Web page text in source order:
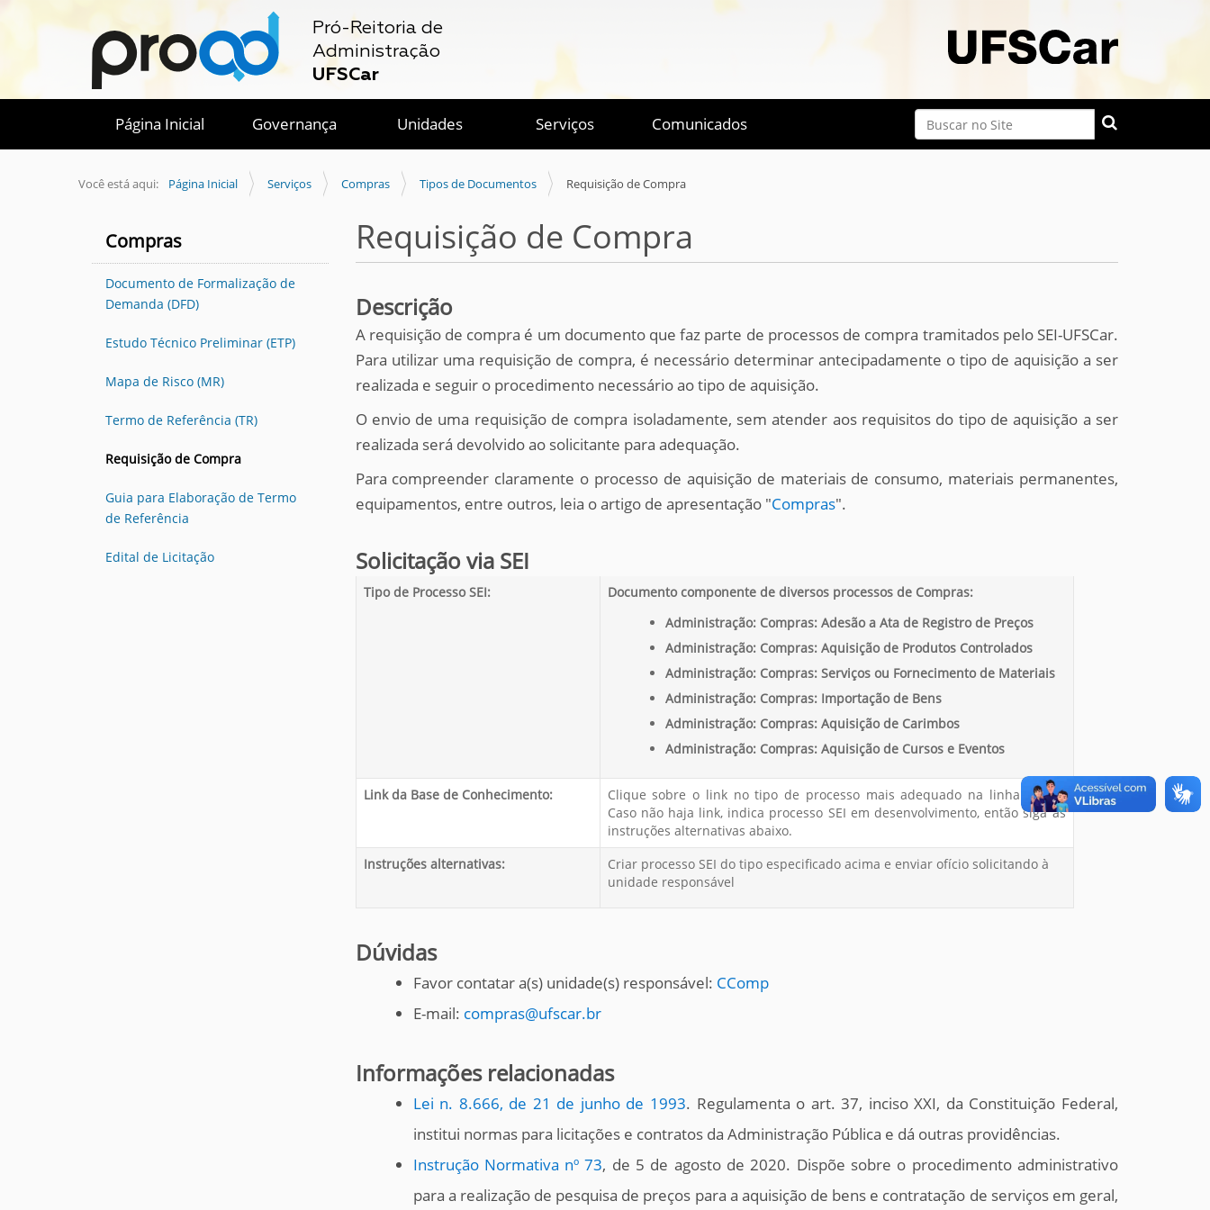
Pró-Reitoria de
Administração
UFSCar
Busca
Busca Avançada…
Página Inicial Governança Unidades Serviços Comunicados
Você está aqui: Página Inicial Serviços Compras Tipos de Documentos Requisição de Compra
Compras
Documento de Formalização de
Demanda (DFD)
Estudo Técnico Preliminar (ETP)
Mapa de Risco (MR)
Termo de Referência (TR)
Requisição de Compra
Guia para Elaboração de Termo
de Referência
Edital de Licitação
Requisição de Compra
Descrição
A requisição de compra é um documento que faz parte de processos de compra tramitados pelo SEI-UFSCar.
Para utilizar uma requisição de compra, é necessário determinar antecipadamente o tipo de aquisição a ser
realizada e seguir o procedimento necessário ao tipo de aquisição.
O envio de uma requisição de compra isoladamente, sem atender aos requisitos do tipo de aquisição a ser
realizada será devolvido ao solicitante para adequação.
Para compreender claramente o processo de aquisição de materiais de consumo, materiais permanentes,
equipamentos, entre outros, leia o artigo de apresentação "Compras".
Solicitação via SEI
Tipo de Processo SEI:
Documento componente de diversos processos de Compras:
Administração: Compras: Adesão a Ata de Registro de Preços
Administração: Compras: Aquisição de Produtos Controlados
Administração: Compras: Serviços ou Fornecimento de Materiais
Administração: Compras: Importação de Bens
Administração: Compras: Aquisição de Carimbos
Administração: Compras: Aquisição de Cursos e Eventos
Link da Base de Conhecimento:
Clique sobre o link no tipo de processo mais adequado na linha acima.
Caso não haja link, indica processo SEI em desenvolvimento, então siga as
instruções alternativas abaixo.
Instruções alternativas:
Criar processo SEI do tipo especificado acima e enviar ofício solicitando à
unidade responsável
Dúvidas
Favor contatar a(s) unidade(s) responsável: CComp
E-mail: compras@ufscar.br
Informações relacionadas
Lei n. 8.666, de 21 de junho de 1993. Regulamenta o art. 37, inciso XXI, da Constituição Federal,
institui normas para licitações e contratos da Administração Pública e dá outras providências.
Instrução Normativa nº 73, de 5 de agosto de 2020. Dispõe sobre o procedimento administrativo
para a realização de pesquisa de preços para a aquisição de bens e contratação de serviços em geral,